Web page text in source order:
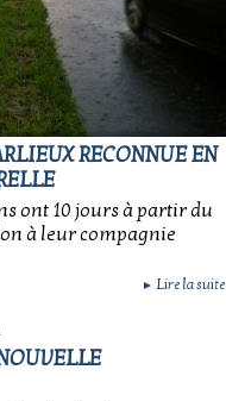
RECONNUE EN
ont 10 jours à partir du
à leur compagnie
► Lire la suite